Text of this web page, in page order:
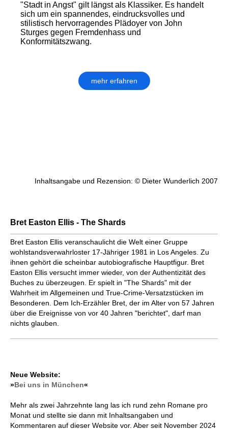
"Stadt in Angst" gilt längst als Klassiker. Es handelt
sich um ein spannendes, eindrucksvolles und
stilistisch hervorragendes Plädoyer von John
Sturges gegen Fremdenhass und
Konformitätszwang.
mehr erfahren
Inhaltsangabe und Rezension: © Dieter Wunderlich 2007
Bret Easton Ellis - The Shards
Bret Easton Ellis veranschaulicht die Welt einer Gruppe
wohlstandsverwahrloster 17-Jähriger 1981 in Los Angeles. Zu
ihnen gehört die scheinbar autobiografische Hauptfigur. Bret
Easton Ellis versucht immer wieder, von der Authentizität des
Buches zu überzeugen. Er spielt in "The Shards" mit der
Wahrheit im Allgemeinen und True-Crime-Versatzstücken im
Besonderen. Dem Ich-Erzähler Bret, der im Alter von 57 Jahren
über die Ereignisse von vor 40 Jahren "berichtet", darf man
nichts glauben.
Neue Website:
»Bei uns in München«
Mehr als zwei Jahrzehnte lang las ich rund zehn Romane pro
Monat und stellte sie dann mit Inhaltsangaben und
Kommentaren auf dieser Website vor. Aber seit November 2024